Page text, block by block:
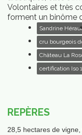
Volontaires et très
forment un binôme
Sandrine
cru bourgeois
Château La
certification Iso
REPÈRES
28,5 hectares de